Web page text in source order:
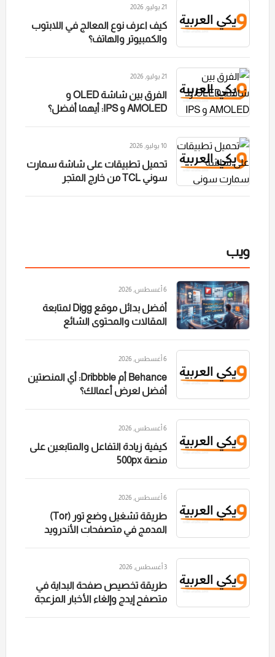
21 يوليو, 2026
كيف اعرف نوع المعالج في اللابتوب
والكمبيوتر والهاتف؟
21 يوليو, 2026
الفرق بين شاشة OLED و
AMOLED و IPS: أيهما أفضل؟
10 يوليو, 2026
تحميل تطبيقات على شاشة سمارت
سوني TCL من خارج المتجر
ويب
6 أغسطس, 2026
أفضل بدائل موقع Digg لمتابعة
المقالات والمحتوى الشائع
6 أغسطس, 2026
Behance أم Dribbble: أي المنصتين
أفضل لعرض أعمالك؟
6 أغسطس, 2026
كيفية زيادة التفاعل والمتابعين على
منصة 500px
6 أغسطس, 2026
طريقة تشغيل وضع تور (Tor)
المدمج في متصفحات الأندرويد
3 أغسطس, 2026
طريقة تخصيص صفحة البداية في
متصفح إيدج وإلغاء الأخبار المزعجة